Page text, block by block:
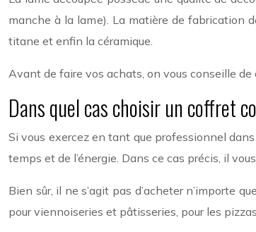
manche à la lame). La matière de fabrication
titane et enfin la céramique.
Avant de faire vos achats, on vous conseille
Dans quel cas choisir un coffret
Si vous exercez en tant que professionnel
temps et de l’énergie. Dans ce cas précis, il
Bien sûr, il ne s’agit pas d’acheter n’importe
pour viennoiseries et pâtisseries, pour les